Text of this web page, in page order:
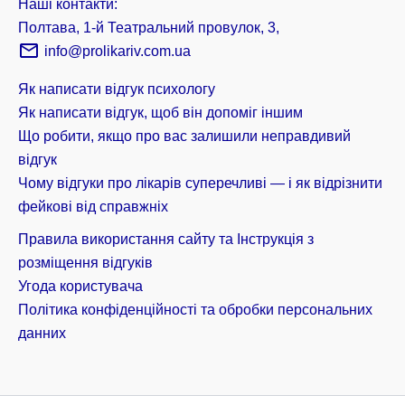
Наші контакти:
Полтава, 1-й Театральний провулок, 3,
info@prolikariv.com.ua
Як написати відгук психологу
Як написати відгук, щоб він допоміг іншим
Що робити, якщо про вас залишили неправдивий
відгук
Чому відгуки про лікарів суперечливі — і як відрізнити
фейкові від справжніх
Правила використання сайту та Інструкція з
розміщення відгуків
Угода користувача
Політика конфіденційності та обробки персональних
данних